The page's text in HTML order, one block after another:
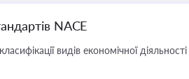
NACE
видів економічної